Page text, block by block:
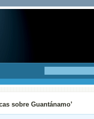
sobre Guantánamo’